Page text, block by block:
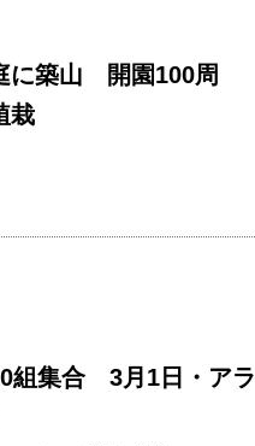
に築山 開園100周
栽
組集合 3月1日・アラ